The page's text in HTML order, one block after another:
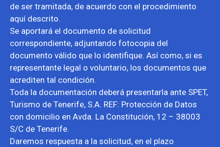
de ser tramitada, de acuerdo con el procedimiento
aquí descrito.
Se aportará el documento de solicitud
correspondiente, adjuntando fotocopia del
documento válido que lo identifique. Así como, si es
representante legal o voluntario, los documentos que
acrediten tal condición.
Toda la documentación deberá presentarla ante SPET,
Turismo de Tenerife, S.A. REF: Protección de Datos
con domicilio en Avda. La Constitución, 12 – 38003
S/C de Tenerife.
Daremos respuesta a la solicitud, en el plazo